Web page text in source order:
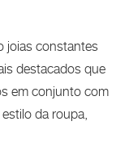
joias constantes
destacados que
em conjunto com
da roupa,